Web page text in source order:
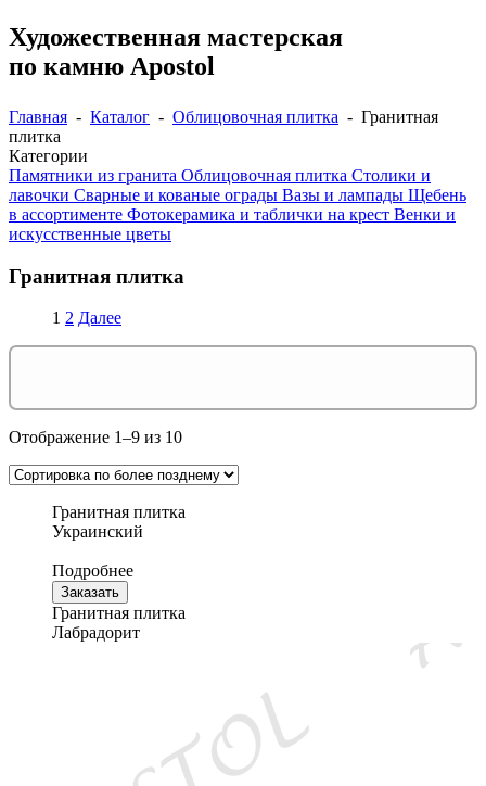
Художественная мастерская
по камню Apostol
Главная - Каталог - Облицовочная плитка - Гранитная
плитка
Категории
Памятники из гранита Облицовочная плитка Столики и
лавочки Сварные и кованые ограды Вазы и лампады Щебень
в ассортименте Фотокерамика и таблички на крест Венки и
искусственные цветы
Гранитная плитка
1 2 Далее
Отображение 1–9 из 10
Гранитная плитка
Украинский
Подробнее
Заказать
Гранитная плитка
Лабрадорит